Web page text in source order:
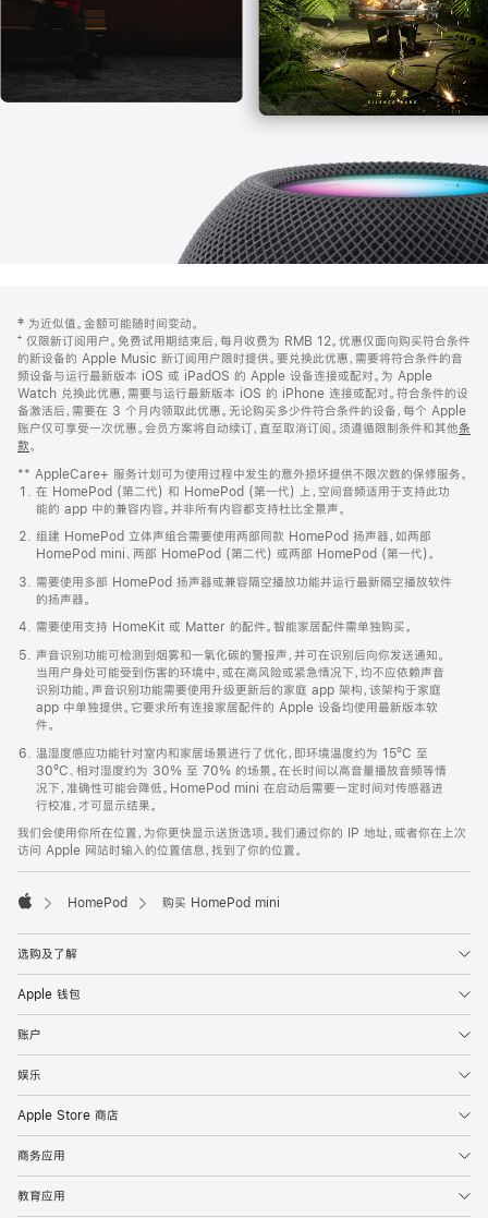
页
页
脚
注
‡ 为近似值。金额可能随时间变动。
⁺ 仅限新订阅用户。免费试用期结束后，每月收费为 RMB 12。优惠仅面向购买符合条件
的新设备的 Apple Music 新订阅用户限时提供。要兑换此优惠，需要将符合条件的音
频设备与运行最新版本 iOS 或 iPadOS 的 Apple 设备连接或配对。为 Apple
Watch 兑换此优惠，需要与运行最新版本 iOS 的 iPhone 连接或配对。符合条件的设
备激活后，需要在 3 个月内领取此优惠。无论购买多少件符合条件的设备，每个 Apple
账户仅可享受一次优惠。会员方案将自动续订，直至取消订阅。须遵循限制条件和其他条
款。
窗
口
中
打
开)
** AppleCare+ 服务计划可为使用过程中发生的意外损坏提供不限次数的保修服务。
在 HomePod (第二代) 和 HomePod (第一代) 上，空间音频适用于支持此功
能的 app 中的兼容内容。并非所有内容都支持杜比全景声。
组建 HomePod 立体声组合需要使用两部同款 HomePod 扬声器，如两部
HomePod mini、两部 HomePod (第二代) 或两部 HomePod (第一代)。
需要使用多部 HomePod 扬声器或兼容隔空播放功能并运行最新隔空播放软件
的扬声器。
需要使用支持 HomeKit 或 Matter 的配件。智能家居配件需单独购买。
声音识别功能可检测到烟雾和一氧化碳的警报声，并可在识别后向你发送通知。
当用户身处可能受到伤害的环境中，或在高风险或紧急情况下，均不应依赖声音
识别功能。声音识别功能需要使用升级更新后的家庭 app 架构，该架构于家庭
app 中单独提供。它要求所有连接家居配件的 Apple 设备均使用最新版本软
件。
温湿度感应功能针对室内和家居场景进行了优化，即环境温度约为 15ºC 至
30ºC、相对湿度约为 30% 至 70% 的场景。在长时间以高音量播放音频等情
况下，准确性可能会降低。HomePod mini 在启动后需要一定时间对传感器进
行校准，才可显示结果。
我们会使用你所在位置，为你更快显示送货选项。我们通过你的 IP 地址，或者你在上次
访问 Apple 网站时输入的位置信息，找到了你的位置。
HomePod 购买 HomePod mini
选购及了解
Apple 钱包
账户
娱乐
Apple Store 商店
商务应用
教育应用